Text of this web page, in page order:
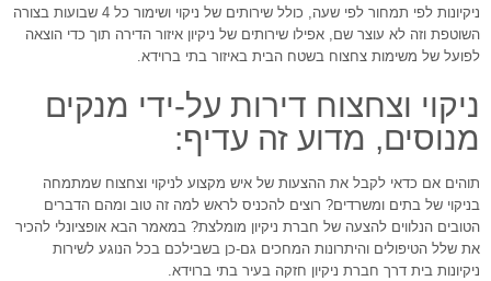
ניקיונות לפי תמחור לפי שעה, כולל שירותים של ניקוי ושימור כל 4 שבועות בצורה
השוטפת וזה לא עוצר שם, אפילו שירותים של ניקיון איזור הדירה תוך כדי הוצאה
לפועל של משימות צחצוח בשטח הבית באיזור בתי ברוידא.
ניקוי וצחצוח דירות על-ידי מנקים
מנוסים, מדוע זה עדיף:
תוהים אם כדאי לקבל את ההצעות של איש מקצוע לניקוי וצחצוח שמתמחה
בניקוי של בתים ומשרדים? רוצים להכניס לראש למה זה טוב ומהם הדברים
הטובים הנלווים להצעה של חברת ניקיון מומלצת? במאמר הבא אופציונלי להכיר
את שלל הטיפולים והיתרונות המחכים גם-כן בשבילכם בכל הנוגע לשירות
ניקיונות בית דרך חברת ניקיון חזקה בעיר בתי ברוידא.